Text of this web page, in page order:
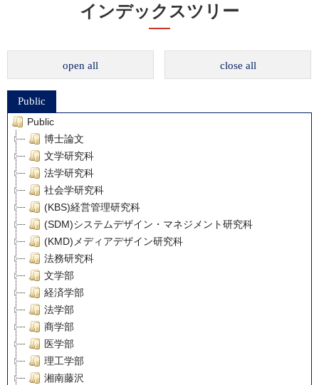
インデックスツリー
open all close all
Public
Public
博士論文
文学研究科
法学研究科
社会学研究科
(KBS)経営管理研究科
(SDM)システムデザイン・マネジメント研究科
(KMD)メディアデザイン研究科
法務研究科
文学部
経済学部
法学部
商学部
医学部
理工学部
湘南藤沢